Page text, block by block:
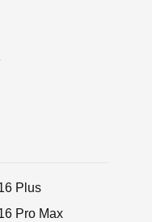
Plus
Pro Max